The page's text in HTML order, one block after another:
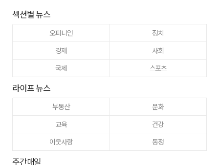
섹션별 뉴스
오피니언
정치
경제
사회
국제
스포츠
라이프 뉴스
부동산
문화
교육
건강
이웃사랑
동정
주간매일